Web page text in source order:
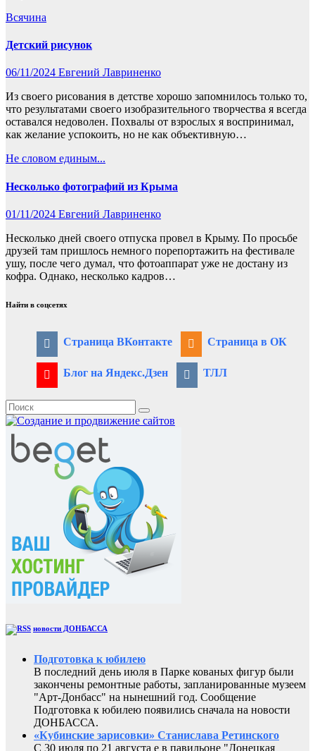
Всячина
Детский рисунок
06/11/2024 Евгений Лавриненко
Из своего рисования в детстве хорошо запомнилось только то,
что результатами своего изобразительного творчества я всегда
оставался недоволен. Похвалы от взрослых я воспринимал,
как желание успокоить, но не как объективную…
Не словом единым...
Несколько фотографий из Крыма
01/11/2024 Евгений Лавриненко
Несколько дней своего отпуска провел в Крыму. По просьбе
друзей там пришлось немного порепортажить на фестивале
ушу, после чего думал, что фотоаппарат уже не достану из
кофра. Однако, несколько кадров…
Найти в соцсетях
Страница ВКонтакте Страница в ОК
Блог на Яндекс.Дзен ТЛЛ
новости ДОНБАССА
Подготовка к юбилею
В последний день июля в Парке кованых фигур были
закончены ремонтные работы, запланированные музеем
"Арт-Донбасс" на нынешний год. Сообщение
Подготовка к юбилею появились сначала на новости
ДОНБАССА.
«Кубинские зарисовки» Станислава Ретинского
С 30 июля по 21 августа е в павильоне "Донецкая